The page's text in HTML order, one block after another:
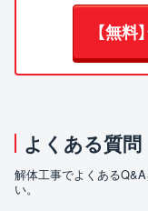
【無
よくある質問
解体工事でよくある
い。